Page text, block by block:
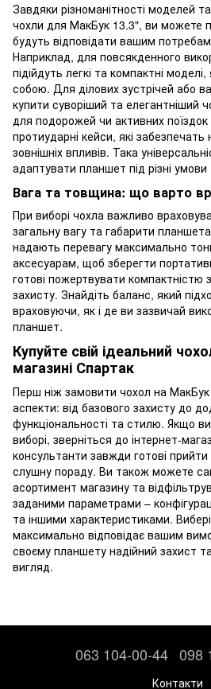
Завдяки різноманітності моделей
чохли для МакБук 13.3", ви можете
будуть відповідати вашим потребам
Наприклад, для повсякденного
підійдуть легкі та компактні
собою. Для ділових зустрічей або
купити суворіший та елегантніший
для подорожей чи активних
протиударні кейси, які забезпечать
зовнішніх впливів. Така
адаптувати планшет під різні умови
Вага та товщина: що варто
При виборі чохла важливо
загальну вагу та габарити
надають перевагу максимально
аксесуарам, щоб зберегти
готові пожертвувати компактністю
захисту. Знайдіть баланс, який
враховуючи, як і де ви зазвичай
планшет.
Купуйте свій ідеальний
магазині Спартак
Перш ніж замовити чохол на МакБук
аспекти: від базового захисту до
функціональності та стилю. Якщо
виборі, зверніться до інтернет-
консультанти завжди готові
слушну пораду. Ви також можете
асортимент магазину та
заданими параметрами –
та іншими характеристиками.
максимально відповідає вашим
своєму планшету надійний захист
вигляд.
063 104-00-44 098
Контакти